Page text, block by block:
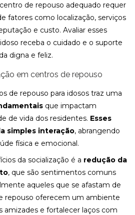
de repouso adequado requer
fatores como localização, serviços
e custo. Avaliar esses
receba o cuidado e o suporte
digna e feliz.
em centros de repouso
de repouso para idosos traz uma
que impactam
de vida dos residentes. Esses
simples interação, abrangendo
física e emocional.
da socialização é a redução da
, que são sentimentos comuns
aqueles que se afastam de
repouso oferecem um ambiente
amizades e fortalecer laços com